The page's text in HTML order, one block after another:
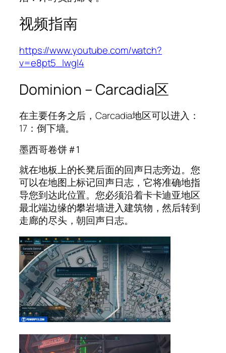
视频指南
https://www.youtube.com/watch?
v=e8pt5_lwgl4
Dominion – Carcadia区
在主要任务之后，Carcadia地区可以进入：
17：倒下墙。
墨西哥卷饼＃1
就在地板上的长凳后面的回声日志旁边。您
可以在地图上标记回声日志，它将准确地指
导您到达此位置。您必须沿着卡卡迪亚地区
最北端边缘的攀岩墙进入建筑物，然后转到
走廊的尽头，朝回声日志。